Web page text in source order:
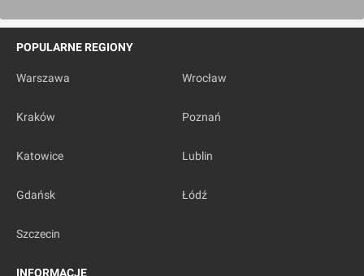
POPULARNE REGIONY
Warszawa Wrocław
Kraków Poznań
Katowice Lublin
Gdańsk Łódź
Szczecin
INFORMACJE